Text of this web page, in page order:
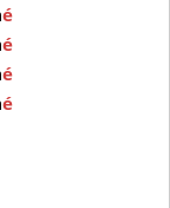
é
é
é
é